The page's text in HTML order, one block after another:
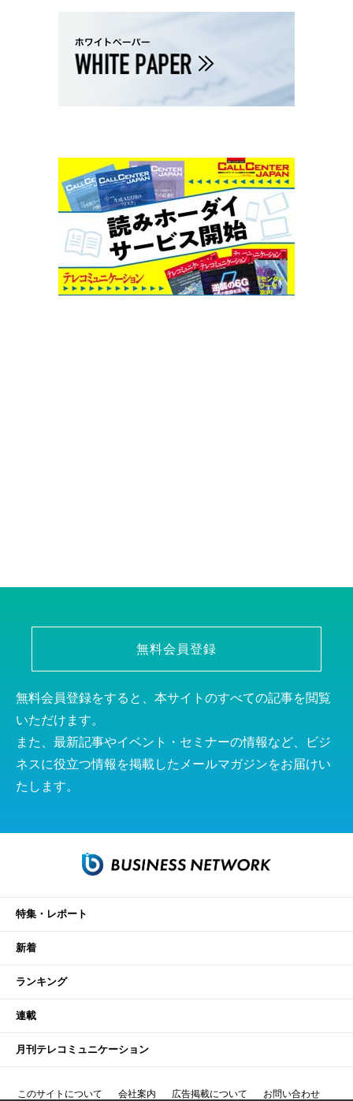
無料会員登録
無料会員登録をすると、本サイトのすべての記事を閲覧
いただけます。
また、最新記事やイベント・セミナーの情報など、ビジ
ネスに役立つ情報を掲載したメールマガジンをお届けい
たします。
特集・レポート
新着
ランキング
連載
月刊テレコミュニケーション
このサイトについて 会社案内 広告掲載について お問い合わせ